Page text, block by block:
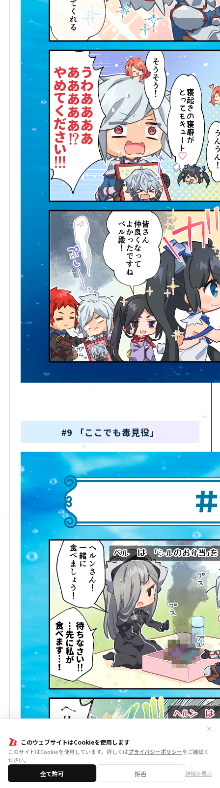
このウェブサイトはCookieを使用します
このサイトはCookieを使用しています。詳しくはプライバシーポリシーをご確認く
ださい。
全て許可 拒否 詳細を表示
✕
#9 「ここでも毒見役」